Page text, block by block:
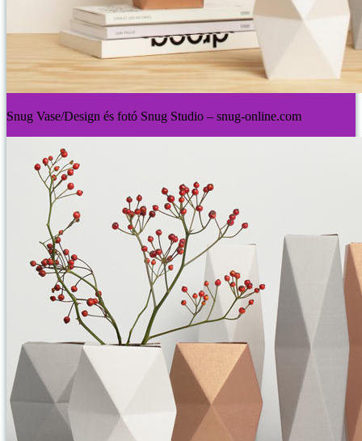
Snug Vase/Design és fotó Snug Studio – snug-online.com